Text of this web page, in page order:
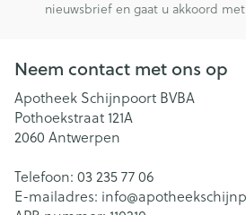
nieuwsbrief en gaat u akkoord
Neem contact met ons op
Apotheek Schijnpoort BVBA
Pothoekstraat 121A
2060 Antwerpen
Telefoon: 03 235 77 06
E-mailadres: info@